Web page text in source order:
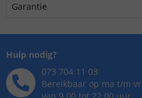
Garantie
Hulp nodig?
073 704 11 03
Bereikbaar op ma t/m vr